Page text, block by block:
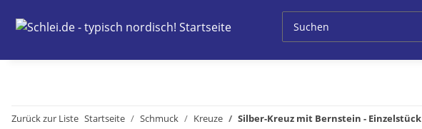
Zurück zur Liste Startseite Schmuck Kreuze Silber-Kreuz mit Bernstein - Einzelstück